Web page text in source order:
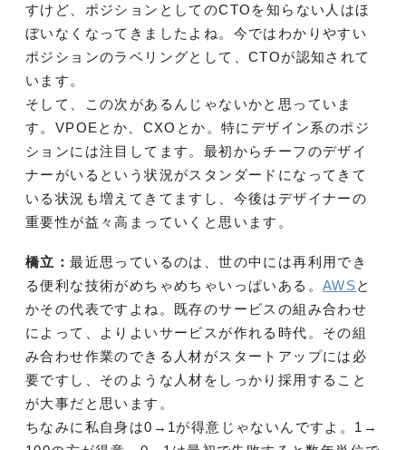
すけど、ポジションとしてのCTOを知らない人はほ
ぼいなくなってきましたよね。今ではわかりやすい
ポジションのラベリングとして、CTOが認知されて
います。
そして、この次があるんじゃないかと思っていま
す。VPOEとか、CXOとか。特にデザイン系のポジ
ションには注目してます。最初からチーフのデザイ
ナーがいるという状況がスタンダードになってきて
いる状況も増えてきてますし、今後はデザイナーの
重要性が益々高まっていくと思います。
橋立：最近思っているのは、世の中には再利用でき
る便利な技術がめちゃめちゃいっぱいある。 AWSと
かその代表ですよね。既存のサービスの組み合わせ
によって、よりよいサービスが作れる時代。その組
み合わせ作業のできる人材がスタートアップには必
要ですし、そのような人材をしっかり採用すること
が大事だと思います。
ちなみに私自身は0→1が得意じゃないんですよ。1→